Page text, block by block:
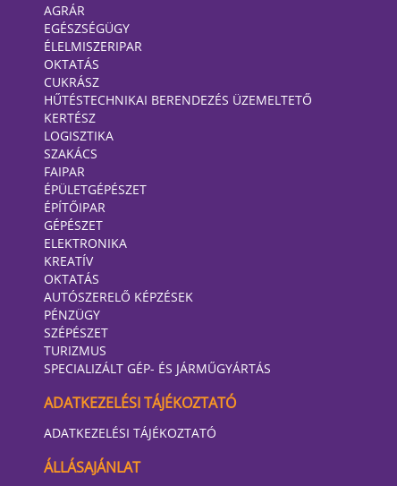
AGRÁR
EGÉSZSÉGÜGY
ÉLELMISZERIPAR
OKTATÁS
CUKRÁSZ
HŰTÉSTECHNIKAI BERENDEZÉS ÜZEMELTETŐ
KERTÉSZ
LOGISZTIKA
SZAKÁCS
FAIPAR
ÉPÜLETGÉPÉSZET
ÉPÍTŐIPAR
GÉPÉSZET
ELEKTRONIKA
KREATÍV
OKTATÁS
AUTÓSZERELŐ KÉPZÉSEK
PÉNZÜGY
SZÉPÉSZET
TURIZMUS
SPECIALIZÁLT GÉP- ÉS JÁRMŰGYÁRTÁS
ADATKEZELÉSI TÁJÉKOZTATÓ
ADATKEZELÉSI TÁJÉKOZTATÓ
ÁLLÁSAJÁNLAT